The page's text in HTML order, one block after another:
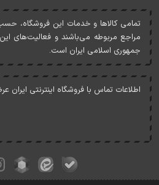
تمامی کالاها و خدمات اين فروشگاه،
مراجع مربوطه می‌باشند و فعاليت‌های
جمهوری اسلامی ايران است.
اطلاعات تماس با فروشگاه اینترنتی ایران